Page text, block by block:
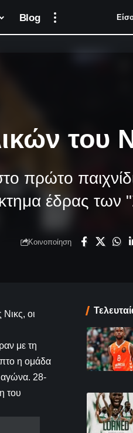
Blog
του
πρώτο
έδρας των
Κοινοποίηση
οι
με τη
η ομάδα
αγώνα. 28-
του